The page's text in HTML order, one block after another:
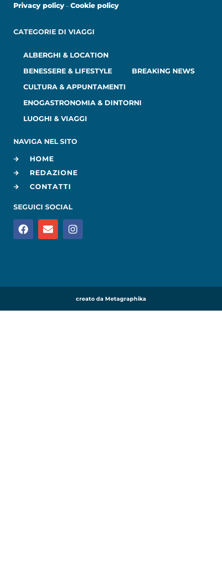
Privacy policy– Cookie policy
CATEGORIE DI VIAGGI
ALBERGHI & LOCATION
BENESSERE & LIFESTYLE
BREAKING NEWS
CULTURA & APPUNTAMENTI
ENOGASTRONOMIA & DINTORNI
LUOGHI & VIAGGI
NAVIGA NEL SITO
HOME
REDAZIONE
CONTATTI
SEGUICI SOCIAL
creato da Metagraphika